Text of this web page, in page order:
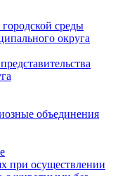
среды
округа
объединения
при осуществлении